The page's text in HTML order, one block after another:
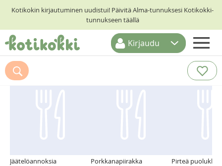
Kotikokin kirjautuminen uudistui! Päivitä Alma-tunnuksesi Kotikokki-
tunnukseen täällä
ETUSIVU
RESEPTIHAKU
Kirjaudu
Suosittelemme myös
Jäätelöannoksia Porkkanapiirakka Pirteä